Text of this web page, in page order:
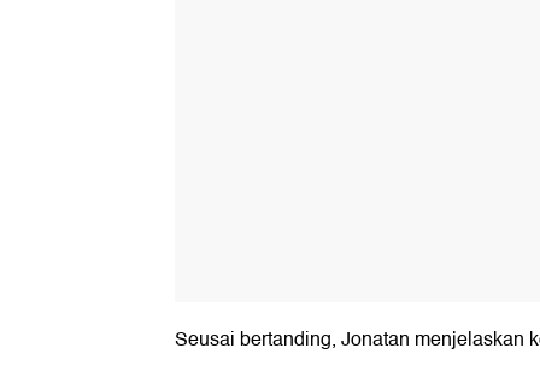
Seusai bertanding, Jonatan menjelaskan